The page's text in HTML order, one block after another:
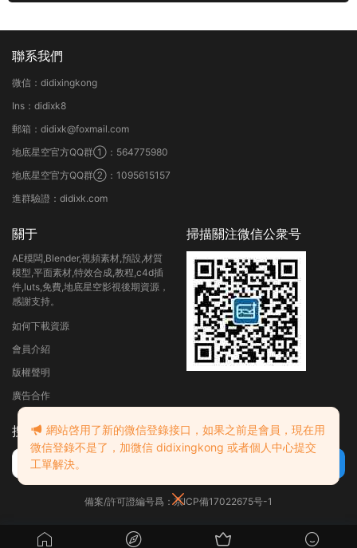
聯系我們
微信：didixingkong
Ins：didixk8
郵箱：didixk@foxmail.com
地底星空官方QQ群①：564775980
地底星空官方QQ群②：1095615157
進群驗證：didixk.com
關于
AE模闆,Blender,視頻素材,預設,材質
模型,平面素材,特效合成,教程,c4d插
件,luts,免費,地底星空影視後期資源，
感謝支持。
如何下載資源
會員介紹
版權聲明
廣告合作
掃描關注微信公衆号
搜索
備案/許可證編号爲：京ICP備17022675号-1
網站啓用了新的微信登錄接口，如果之前是會員，現在用
微信登錄不是了，加微信 didixingkong 或者個人中心提交
工單解決。